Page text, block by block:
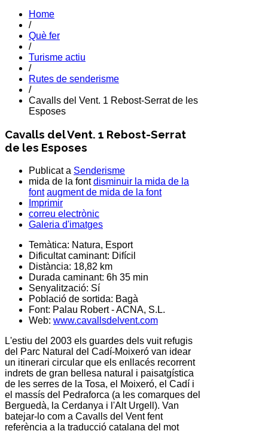
Home
/
Què fer
/
Turisme actiu
/
Rutes de senderisme
/
Cavalls del Vent. 1 Rebost-Serrat de les
Esposes
Cavalls del Vent. 1 Rebost-Serrat
de les Esposes
Publicat a Senderisme
mida de la font disminuir la mida de la
font augment de mida de la font
Imprimir
correu electrònic
Galeria d'imatges
Temàtica: Natura, Esport
Dificultat caminant: Difícil
Distància: 18,82 km
Durada caminant: 6h 35 min
Senyalització: Sí
Població de sortida: Bagà
Font: Palau Robert - ACNA, S.L.
Web: www.cavallsdelvent.com
L'estiu del 2003 els guardes dels vuit refugis
del Parc Natural del Cadí-Moixeró van idear
un itinerari circular que els enllacés recorrent
indrets de gran bellesa natural i paisatgística
de les serres de la Tosa, el Moixeró, el Cadí i
el massís del Pedraforca (a les comarques del
Berguedà, la Cerdanya i l'Alt Urgell). Van
batejar-lo com a Cavalls del Vent fent
referència a la traducció catalana del mot